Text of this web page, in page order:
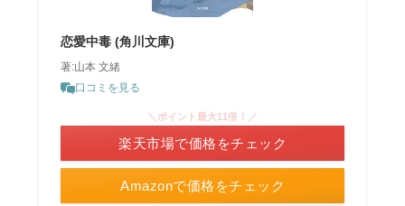
恋愛中毒 (角川文庫)
著:山本 文緒
口コミを見る
Amazonで価格をチェック
＼ポイント最大11倍！／
楽天市場で価格をチェック